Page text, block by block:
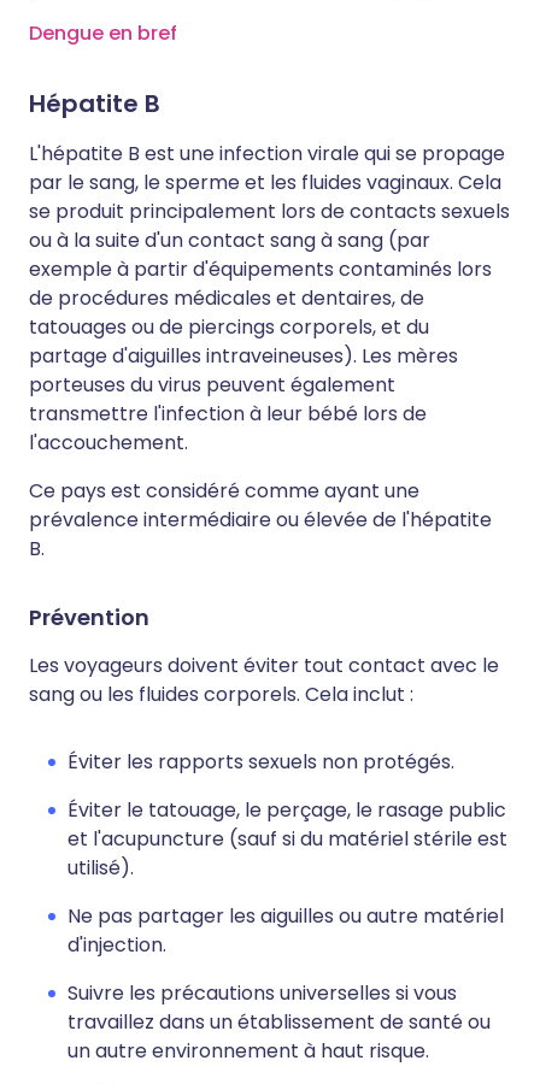
Dengue en bref
Hépatite B
L'hépatite B est une infection virale qui se propage
par le sang, le sperme et les fluides vaginaux. Cela
se produit principalement lors de contacts sexuels
ou à la suite d'un contact sang à sang (par
exemple à partir d'équipements contaminés lors
de procédures médicales et dentaires, de
tatouages ou de piercings corporels, et du
partage d'aiguilles intraveineuses). Les mères
porteuses du virus peuvent également
transmettre l'infection à leur bébé lors de
l'accouchement.
Ce pays est considéré comme ayant une
prévalence intermédiaire ou élevée de l'hépatite
B.
Prévention
Les voyageurs doivent éviter tout contact avec le
sang ou les fluides corporels. Cela inclut :
Éviter les rapports sexuels non protégés.
Éviter le tatouage, le perçage, le rasage public
et l'acupuncture (sauf si du matériel stérile est
utilisé).
Ne pas partager les aiguilles ou autre matériel
d'injection.
Suivre les précautions universelles si vous
travaillez dans un établissement de santé ou
un autre environnement à haut risque.